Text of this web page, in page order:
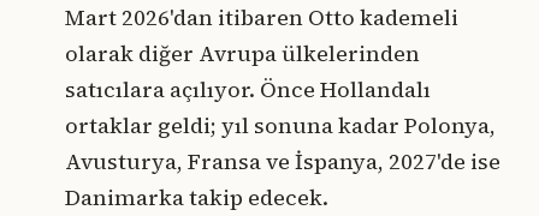
Mart 2026'dan itibaren Otto kademeli
olarak diğer Avrupa ülkelerinden
satıcılara açılıyor. Önce Hollandalı
ortaklar geldi; yıl sonuna kadar Polonya,
Avusturya, Fransa ve İspanya, 2027'de ise
Danimarka takip edecek.